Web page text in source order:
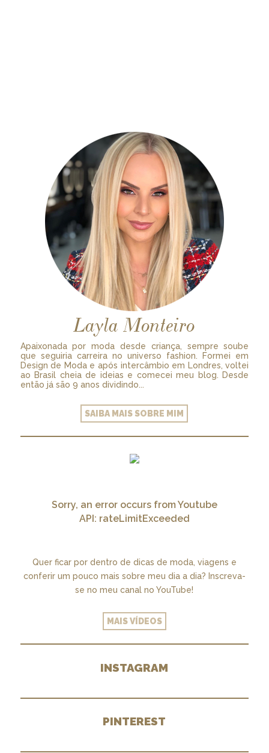
Layla Monteiro
Apaixonada por moda desde criança, sempre soube
que seguiria carreira no universo fashion. Formei em
Design de Moda e após intercâmbio em Londres, voltei
ao Brasil cheia de ideias e comecei meu blog. Desde
então já são 9 anos dividindo...
SAIBA MAIS SOBRE MIM
Sorry, an error occurs from Youtube
API: rateLimitExceeded
Quer ficar por dentro de dicas de moda, viagens e
conferir um pouco mais sobre meu dia a dia? Inscreva-
se no meu canal no YouTube!
MAIS VÍDEOS
INSTAGRAM
PINTEREST